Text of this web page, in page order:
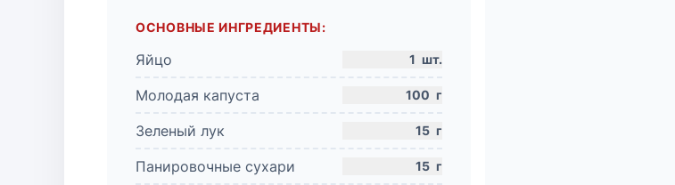
ОСНОВНЫЕ ИНГРЕДИЕНТЫ:
Яйцо 1 шт.
Молодая капуста 100 г
Зеленый лук 15 г
Панировочные сухари 15 г